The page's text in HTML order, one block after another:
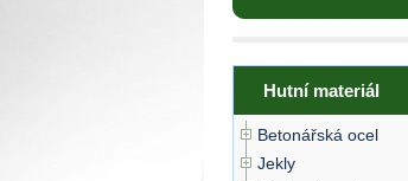
Hutní materiál
Betonářská ocel
Jekly